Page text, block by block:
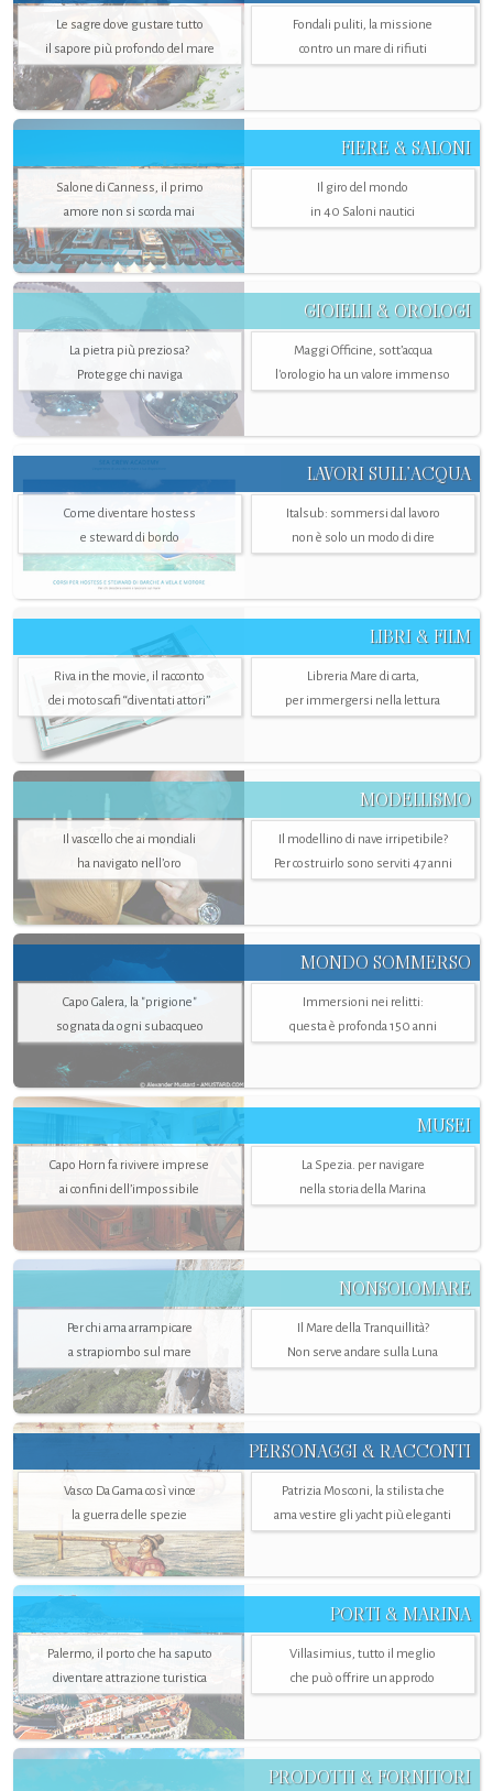
Le sagre dove gustare tutto
il sapore più profondo del mare
Fondali puliti, la missione
contro un mare di rifiuti
FIERE & SALONI
Salone di Canness, il primo
amore non si scorda mai
Il giro del mondo
in 40 Saloni nautici
GIOIELLI & OROLOGI
La pietra più preziosa?
Protegge chi naviga
Maggi Officine, sott’acqua
l'orologio ha un valore immenso
LAVORI SULL’ACQUA
Come diventare hostess
e steward di bordo
Italsub: sommersi dal lavoro
non è solo un modo di dire
LIBRI & FILM
Riva in the movie, il racconto
dei motoscafi “diventati attori”
Libreria Mare di carta,
per immergersi nella lettura
MODELLISMO
Il vascello che ai mondiali
ha navigato nell’oro
Il modellino di nave irripetibile?
Per costruirlo sono serviti 47 anni
MONDO SOMMERSO
Capo Galera, la "prigione"
sognata da ogni subacqueo
Immersioni nei relitti:
questa è profonda 150 anni
MUSEI
Capo Horn fa rivivere imprese
ai confini dell’impossibile
La Spezia. per navigare
nella storia della Marina
NONSOLOMARE
Per chi ama arrampicare
a strapiombo sul mare
Il Mare della Tranquillità?
Non serve andare sulla Luna
PERSONAGGI & RACCONTI
Vasco Da Gama così vince
la guerra delle spezie
Patrizia Mosconi, la stilista che
ama vestire gli yacht più eleganti
PORTI & MARINA
Palermo, il porto che ha saputo
diventare attrazione turistica
Villasimius, tutto il meglio
che può offrire un approdo
PRODOTTI & FORNITORI